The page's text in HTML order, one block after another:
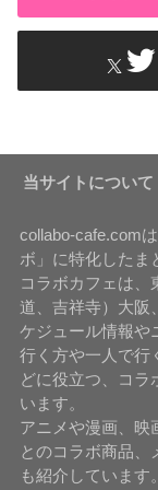
当サイトについて
collabo-cafe.com
ボ」に特化したま
コラボカフェは、
道、吉祥寺）大阪
ケジュール情報や
行く方や一人で行
どに役立つ、コラ
います。
アニメや漫画、映
とのコラボ商品、
も紹介しています。